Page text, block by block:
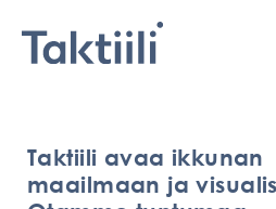
Taktiili avaa ikkunan
maailmaan ja